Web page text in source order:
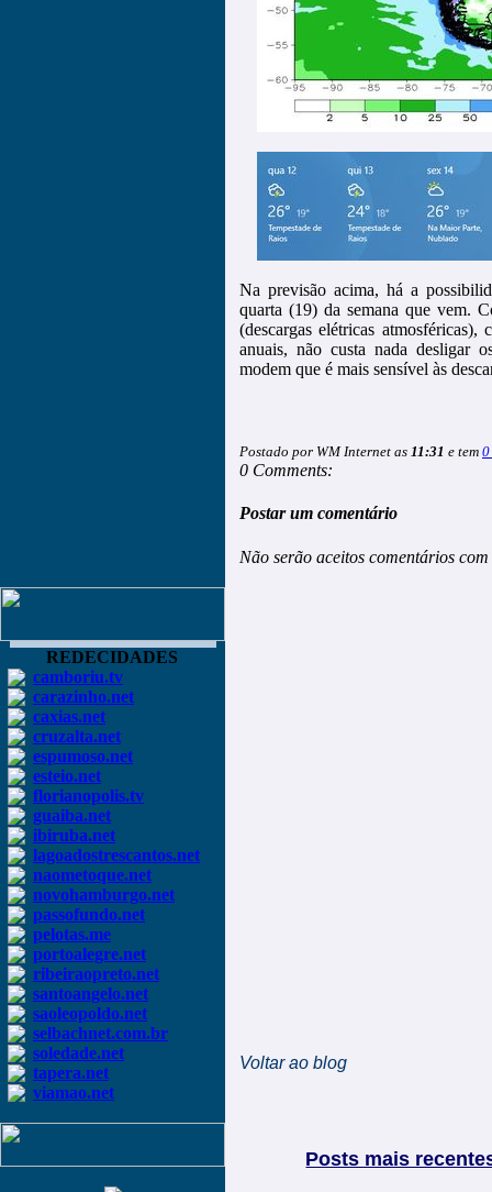
REDECIDADES
camboriu.tv
carazinho.net
caxias.net
cruzalta.net
espumoso.net
esteio.net
florianopolis.tv
guaiba.net
ibiruba.net
lagoadostrescantos.net
naometoque.net
novohamburgo.net
passofundo.net
pelotas.me
portoalegre.net
ribeiraopreto.net
santoangelo.net
saoleopoldo.net
selbachnet.com.br
soledade.net
tapera.net
viamao.net
Na previsão acima, há a
quarta (19) da semana que vem.
(descargas elétricas
anuais, não custa nada desligar
modem que é mais sensível às
Postado por WM Internet as 11:31 e tem 0
0 Comments:
Postar um comentário
Não serão aceitos comentários
Voltar ao blog
Posts mais